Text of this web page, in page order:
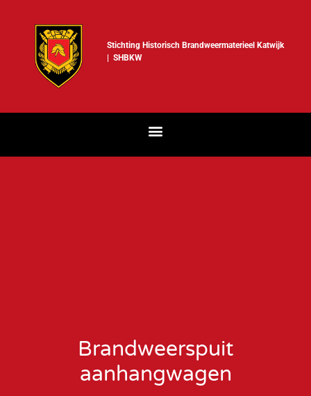
Stichting Historisch Brandweermaterieel Katwijk
| SHBKW
Brandweerspuit
aanhangwagen